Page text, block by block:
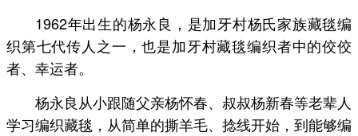
1962年出生的杨永良，是加牙村杨氏家族藏毯编
织第七代传人之一，也是加牙村藏毯编织者中的佼佼
者、幸运者。
杨永良从小跟随父亲杨怀春、叔叔杨新春等老辈人
学习编织藏毯，从简单的撕羊毛、捻线开始，到能够编